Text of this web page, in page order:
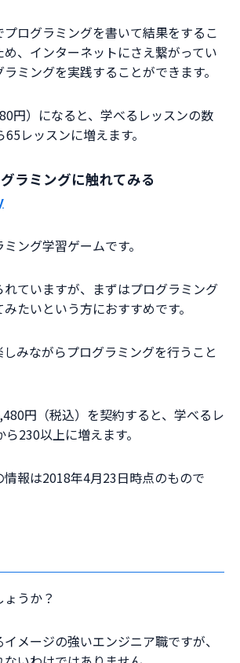
ログラミングを書いて結果をするこ
め、インターネットにさえ繋がってい
ミングを実践することができます。
円）になると、学べるレッスンの数
レッスンに増えます。
ラミングに触れてみる
ング学習ゲームです。
ていますが、まずはプログラミング
たいという方におすすめです。
みながらプログラミングを行うこと
円（税込）を契約すると、学べるレ
230以上に増えます。
報は2018年4月23日時点のもので
うか？
メージの強いエンジニア職ですが、